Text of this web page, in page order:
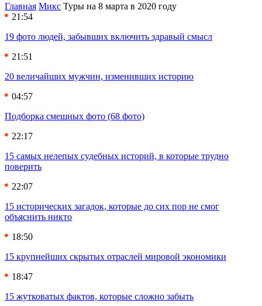
Главная Микс Туры на 8 марта в 2020 году
21:54
19 фото людей, забывших включить здравый смысл
21:51
20 величайших мужчин, изменивших историю
04:57
Подборка смешных фото (68 фото)
22:17
15 самых нелепых судебных историй, в которые трудно
поверить
22:07
15 исторических загадок, которые до сих пор не смог
объяснить никто
18:50
15 крупнейших скрытых отраслей мировой экономики
18:47
15 жутковатых фактов, которые сложно забыть